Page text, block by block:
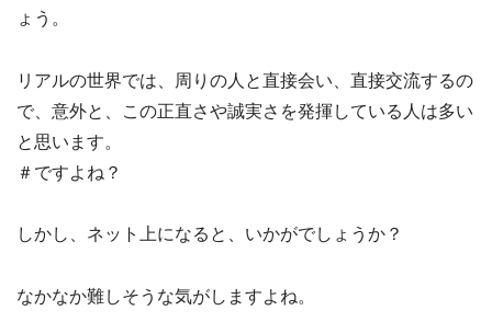
ょう。
リアルの世界では、周りの人と直接会い、直接交流するの
で、意外と、この正直さや誠実さを発揮している人は多い
と思います。
＃ですよね？
しかし、ネット上になると、いかがでしょうか？
なかなか難しそうな気がしますよね。